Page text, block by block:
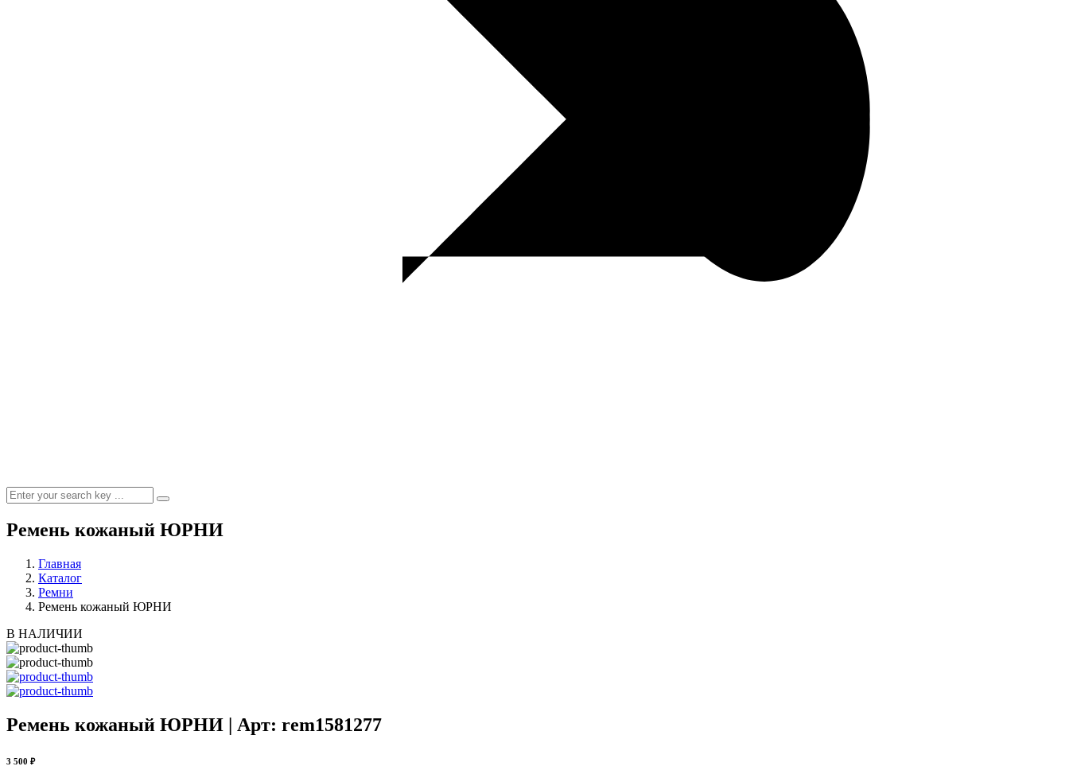
Ремень кожаный ЮРНИ
Главная
Каталог
Ремни
Ремень кожаный ЮРНИ
В НАЛИЧИИ
Ремень кожаный ЮРНИ | Арт: rem1581277
3 500 ₽